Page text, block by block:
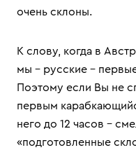
очень склоны.
К слову, когда в
мы – русские –
Поэтому если Вы не
первым
него до 12 часов –
«подготовленные